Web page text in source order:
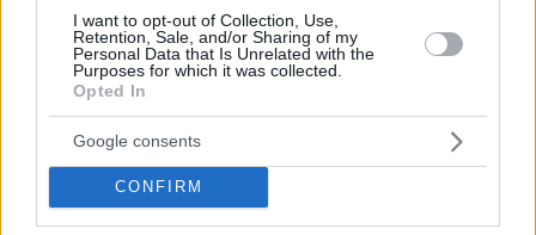
I want to opt-out of Collection, Use,
Retention, Sale, and/or Sharing of my
Personal Data that Is Unrelated with the
Purposes for which it was collected.
Opted In
Google consents
CONFIRM
97. Λάρισα, ΚΑΠΗ Γιάννουλη, 8:00-1530
98. Λασίθι, Παλιό Δημαρχείο Αγίου Νικολάου,
09:00-17:00
99. Λασίθι, Δημαρχείο Ιεράπετρας, 10:00-14:00
100. Λασίθι. ISOBOX- Προαύλιος χώρος ΚΥ
Νεάπολης, 10:00-17:00
101. Λέσβος, Πάνω Πλευρά Δημοτικού